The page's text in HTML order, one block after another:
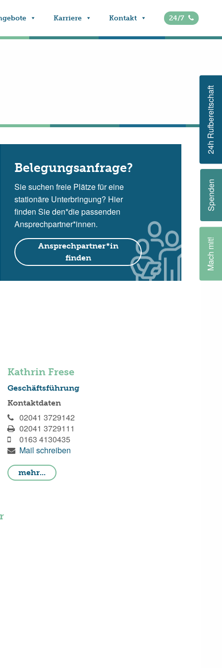
24h Rufbereitschaft
Spenden
Mach mit!
Karriere Kontakt 24/7
Belegungsanfrage?
Sie suchen freie Plätze für eine
stationäre Unterbringung? Hier
finden Sie den*die passenden
Ansprechpartner*innen.
Ansprechpartner*in
finden
Kathrin Frese
Geschäftsführung
Kontaktdaten
02041 3729142
02041 3729111
0163 4130435
Mail schreiben
mehr...